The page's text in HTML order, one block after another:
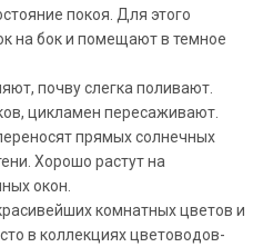
покоя. Для этого
на бок и помещают в темное
почву слегка поливают.
цикламен пересаживают.
прямыx солнечных
Хорошо растут на
окон.
комнатных цветов и
в коллекциях цветоводов-